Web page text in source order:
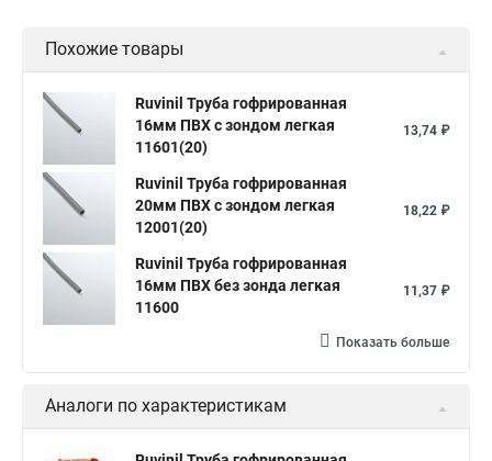
Похожие товары
Ruvinil Труба гофрированная
16мм ПВХ с зондом легкая
11601(20)
13,74 ₽
Ruvinil Труба гофрированная
20мм ПВХ с зондом легкая
12001(20)
18,22 ₽
Ruvinil Труба гофрированная
16мм ПВХ без зонда легкая
11600
11,37 ₽
Показать больше
Аналоги по характеристикам